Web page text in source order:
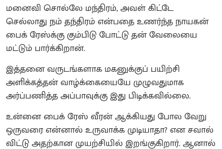
மனைவி சொல்லே மந்திரம், அவள் கிட்டே
செல்லாது நம் தந்திரம் என்பதை உணர்ந்த நாயகன்
பைக் ரேஸ்க்கு கும்பிடு போட்டு தன் வேலையை
மட்டும் பார்க்கிறான்.
இத்தனை வருடங்களாக மகனுக்குப் பயிற்சி
அளிக்கத்தன் வாழ்க்கையையே முழுவதுமாக
அர்ப்பணித்த அப்பாவுக்கு இது பிடிக்கவில்லை.
உன்னை பைக் ரேஸ் வீரன் ஆக்கியது போல வேறு
ஒருவரை என்னால் உருவாக்க முடியாதா? என சவால்
விட்டு அதற்கான முயற்சியில் இறங்குகிறார். ஆனால்